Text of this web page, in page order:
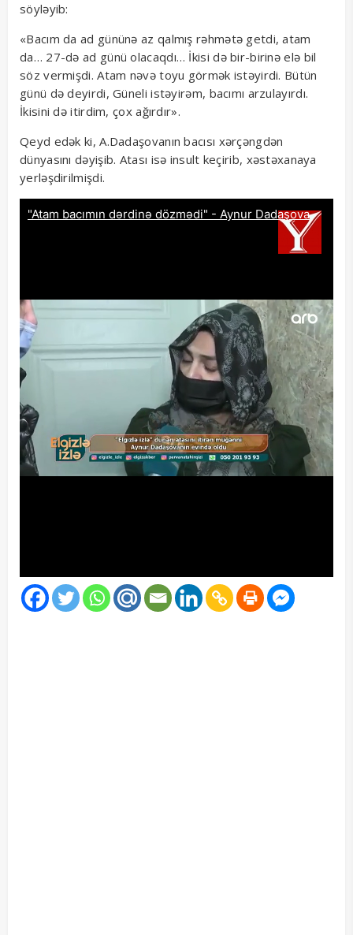
söyləyib:
«Bacım da ad gününə az qalmış rəhmətə getdi, atam
da… 27-də ad günü olacaqdı… İkisi də bir-birinə elə bil
söz vermişdi. Atam nəvə toyu görmək istəyirdi. Bütün
günü də deyirdi, Güneli istəyirəm, bacımı arzulayırdı.
İkisini də itirdim, çox ağırdır».
Qeyd edək ki, A.Dadaşovanın bacısı xərçəngdən
dünyasını dəyişib. Atası isə insult keçirib, xəstəxanaya
yerləşdirilmişdi.